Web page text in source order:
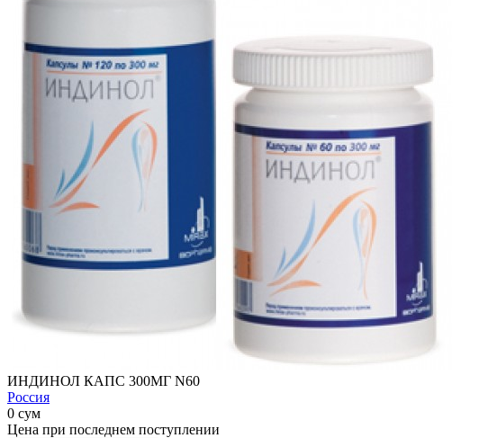
ИНДИНОЛ КАПС 300МГ N60
Россия
0 сум
Цена при последнем поступлении